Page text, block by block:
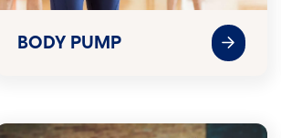
BODY PUMP